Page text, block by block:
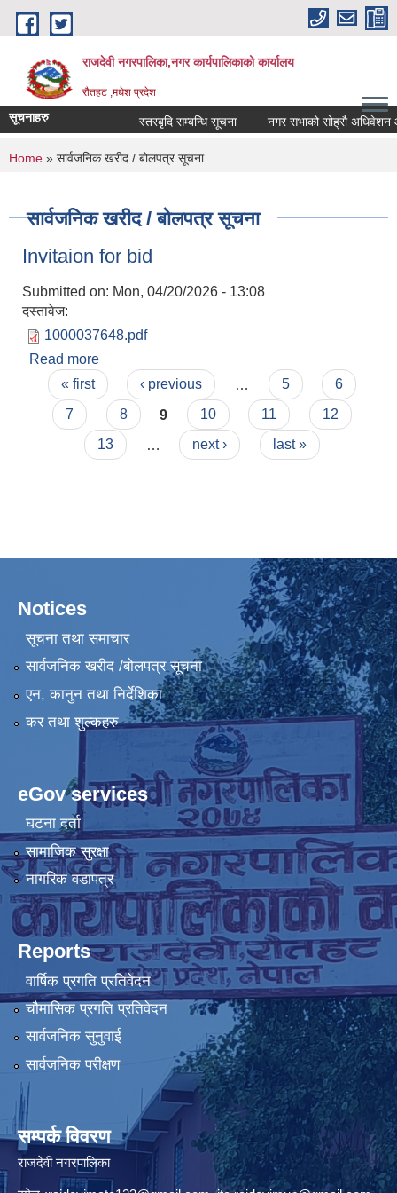
Skip to main content
राजदेवी नगरपालिका,नगर कार्यपालिकाको कार्यालय
रौतहट ,मधेश प्रदेश
सूचनाहरु स्तरबृदि सम्बन्धि सूचना नगर सभाको सोह्रौ अधिवेशन
You are here
Home » सार्वजनिक खरीद / बोलपत्र सूचना
सार्वजनिक खरीद / बोलपत्र सूचना
Invitaion for bid
Submitted on: Mon, 04/20/2026 - 13:08
दस्तावेज:
1000037648.pdf
Read more
Pages
« first ‹ previous 5
6
7
8 9 10 11
12
13
next › last »
Notices
सूचना तथा समाचार
सार्वजनिक खरीद /बोलपत्र सूचना
एन, कानुन तथा निर्देशिका
कर तथा शुल्कहरु
eGov services
घटना दर्ता
सामाजिक सुरक्षा
नागरिक वडापत्र
Reports
वार्षिक प्रगति प्रतिवेदन
चौमासिक प्रगति प्रतिवेदन
सार्वजनिक सुनुवाई
सार्वजनिक परीक्षण
सम्पर्क विवरण
राजदेवी नगरपालिका